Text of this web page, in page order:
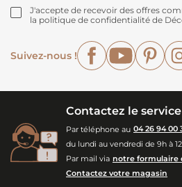
J'accepte de recevoir des offres
la politique de confidentialité de
Suivez-nous !
Facebook
Contactez le
Par téléphone au 04 26 94 00
du lundi au vendredi de 9h à
Par mail via notre formulaire
Contactez votre magasin